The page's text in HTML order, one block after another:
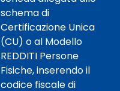
schema di
Certificazione Unica
(CU) o al Modello
REDDITI Persone
Fisiche, inserendo il
codice fiscale di